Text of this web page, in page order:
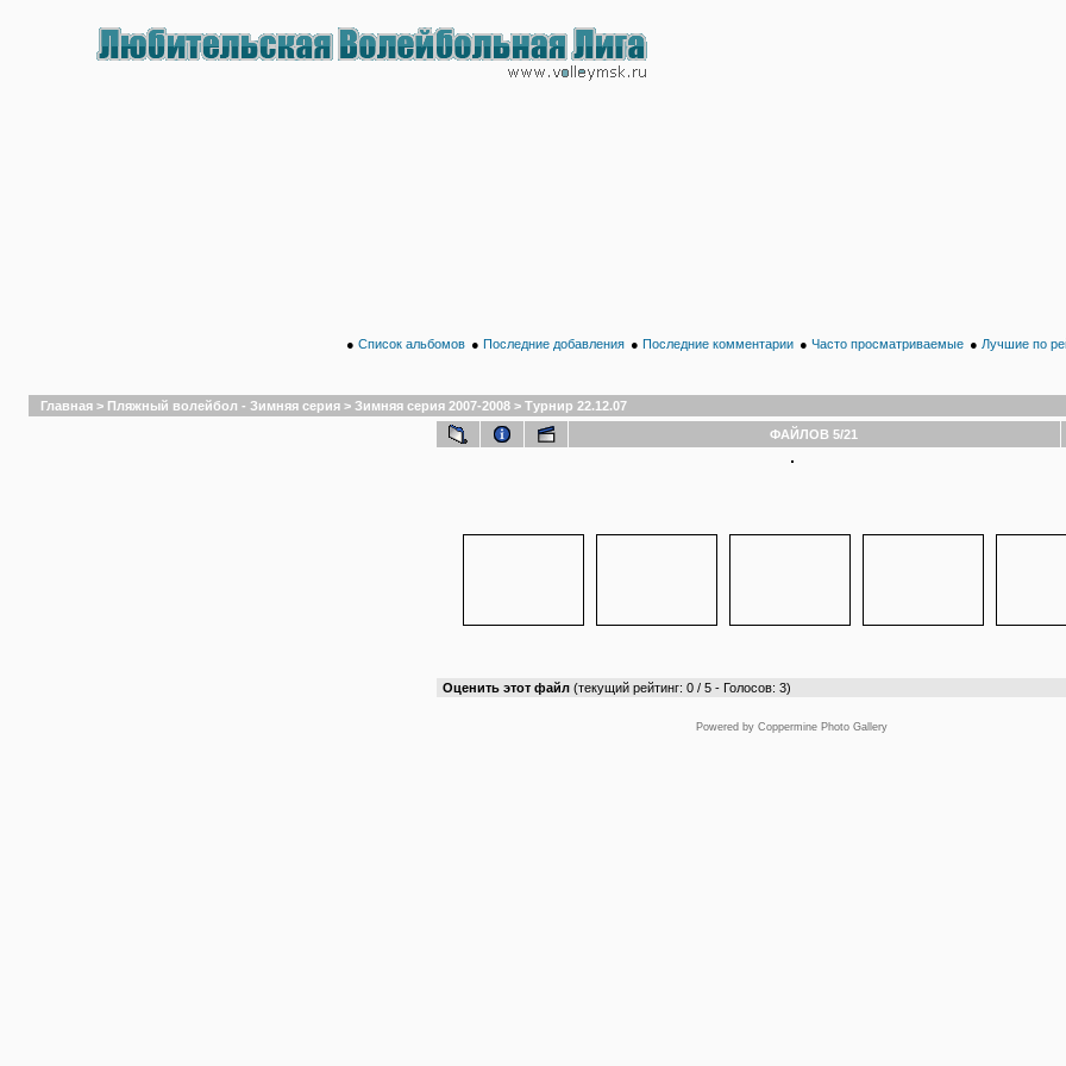
● Список альбомов ● Последние добавления ● Последние комментарии ● Часто просматриваемые ● Лучшие по
Главная > Пляжный волейбол - Зимняя серия > Зимняя серия 2007-2008 > Турнир 22.12.07
ФАЙЛОВ 5/21
Оценить этот файл (текущий рейтинг: 0 / 5 - Голосов: 3)
Powered by Coppermine Photo Gallery